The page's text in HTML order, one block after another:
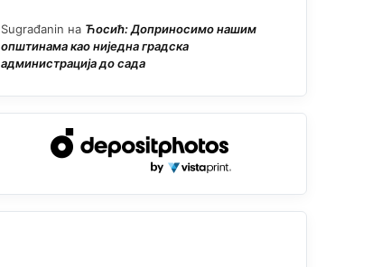
Sugrađanin на Ћосић: Доприносимо нашим
општинама као ниједна градска
администрација до сада